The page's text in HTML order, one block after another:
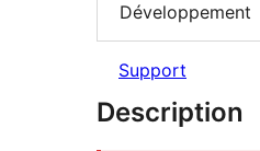
Développement
Support
Description